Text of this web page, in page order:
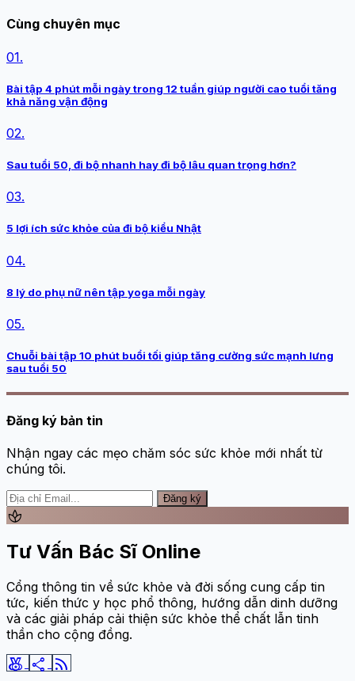
Cùng chuyên mục
01.
Bài tập 4 phút mỗi ngày trong 12 tuần giúp người cao tuổi tăng
khả năng vận động
02.
Sau tuổi 50, đi bộ nhanh hay đi bộ lâu quan trọng hơn?
03.
5 lợi ích sức khỏe của đi bộ kiểu Nhật
04.
8 lý do phụ nữ nên tập yoga mỗi ngày
05.
Chuỗi bài tập 10 phút buổi tối giúp tăng cường sức mạnh lưng
sau tuổi 50
Đăng ký bản tin
Nhận ngay các mẹo chăm sóc sức khỏe mới nhất từ
chúng tôi.
Đăng ký
spa
Tư Vấn Bác Sĩ Online
Cổng thông tin về sức khỏe và đời sống cung cấp tin
tức, kiến thức y học phổ thông, hướng dẫn dinh dưỡng
và các giải pháp cải thiện sức khỏe thể chất lẫn tinh
thần cho cộng đồng.
social_leaderboard share rss_feed